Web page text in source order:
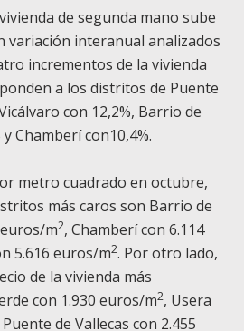
de segunda mano sube
variación interanual analizados
incrementos de la vivienda
a los distritos de Puente
con 12,2%, Barrio de
Chamberí con10,4%.
metro cuadrado en octubre,
más caros son Barrio de
m2, Chamberí con 6.114
5.616 euros/m2. Por otro lado,
de la vivienda más
con 1.930 euros/m2, Usera
de Vallecas con 2.455